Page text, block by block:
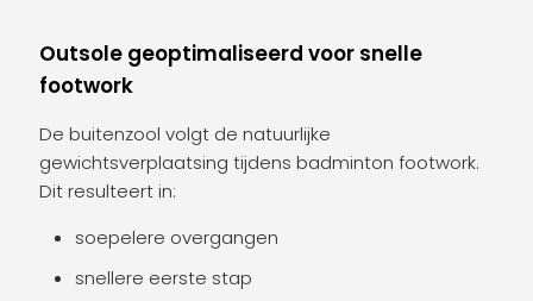
Outsole geoptimaliseerd voor snelle
footwork
De buitenzool volgt de natuurlijke
gewichtsverplaatsing tijdens badminton footwork.
Dit resulteert in:
soepelere overgangen
snellere eerste stap